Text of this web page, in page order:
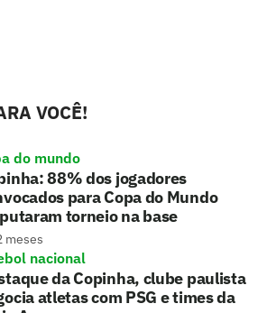
VOCÊ!
do mundo
88% dos jogadores
para Copa do Mundo
torneio na base
meses
nacional
da Copinha, clube paulista
atletas com PSG e times da